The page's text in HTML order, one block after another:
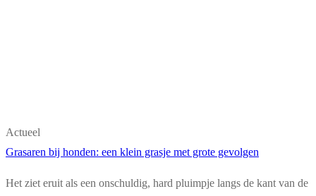
Actueel
Grasaren bij honden: een klein grasje met grote gevolgen
Het ziet eruit als een onschuldig, hard pluimpje langs de kant van de